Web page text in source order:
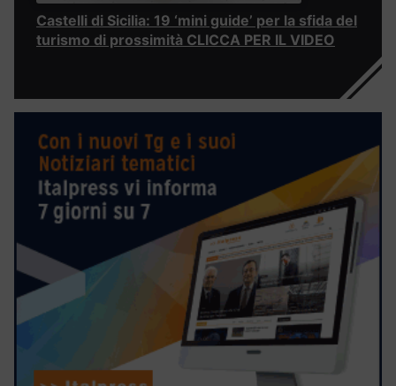
Castelli di Sicilia: 19 ‘mini guide’ per la sfida del
turismo di prossimità CLICCA PER IL VIDEO